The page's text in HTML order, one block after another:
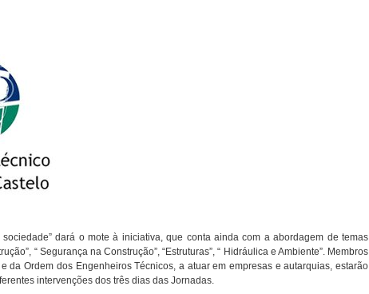
dará o mote à iniciativa, que conta ainda com a abordagem de temas
“ Segurança na Construção”, “Estruturas”, “ Hidráulica e Ambiente”. Membros
da Ordem dos Engenheiros Técnicos, a atuar em empresas e autarquias, estarão
intervenções dos três dias das Jornadas.